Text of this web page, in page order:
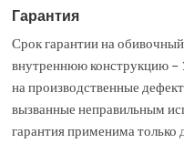
Гарантия
Срок гарантии на
внутреннюю конструкцию –
на производственные
вызванные неправильным
гарантия применима только